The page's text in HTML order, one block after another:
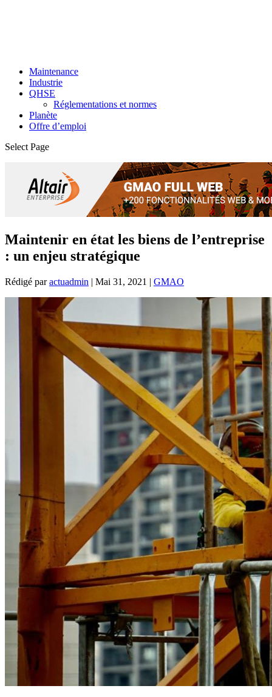
Maintenance
Industrie
QHSE
Réglementations et normes
Planète
Offre d’emploi
Select Page
Maintenir en état les biens de l’entreprise
: un enjeu stratégique
Rédigé paractuadmin | Mai 31, 2021 | GMAO